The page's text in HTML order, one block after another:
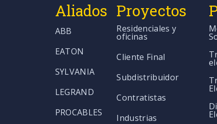
Aliados
ABB
EATON
SYLVANIA
LEGRAND
PROCABLES
Proyectos
Residenciales y
oficinas
Cliente Final
Subdistribuidor
Contratistas
Industrias